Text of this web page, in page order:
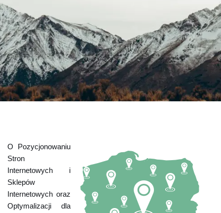
O Pozycjonowaniu
Stron
Internetowych i
Sklepów
Internetowych oraz
Optymalizacji dla